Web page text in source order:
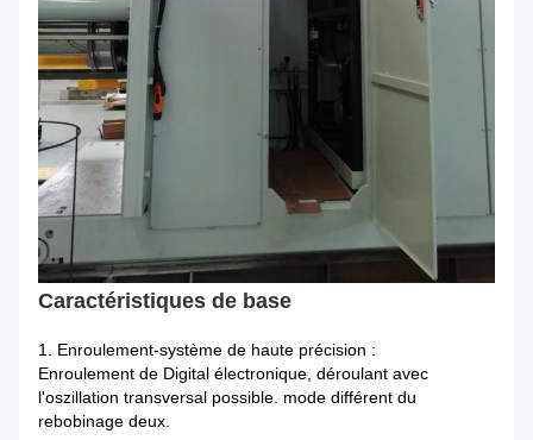
Caractéristiques de base
1. Enroulement-système de haute précision :
Enroulement de Digital électronique, déroulant avec
l'oszillation transversal possible. mode différent du
rebobinage deux.